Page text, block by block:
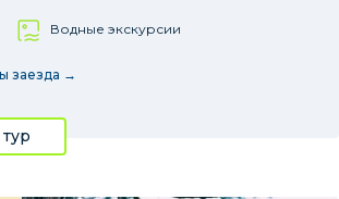
Водные экскурсии
заезда →